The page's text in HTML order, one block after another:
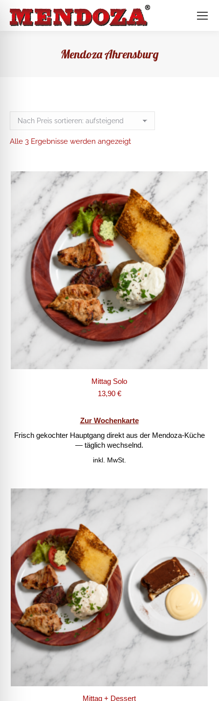
Mendoza Ahrensburg
Alle 3 Ergebnisse werden angezeigtNach
aufsteigend
Mittag Solo
13,90 €
Zur Wochenkarte
Frisch gekochter Hauptgang direkt aus der Mendoza-Küche
— täglich wechselnd.
inkl. MwSt.
Mittag + Dessert